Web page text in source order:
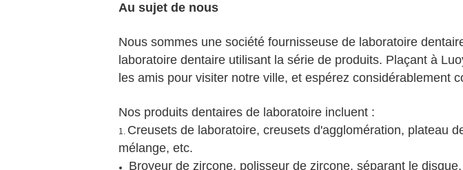
Au sujet de nous
Nous sommes une société fournisseuse de laboratoire
laboratoire dentaire utilisant la série de produits. Plaçant à
les amis pour visiter notre ville, et espérez considérablement
Nos produits dentaires de laboratoire incluent :
1. Creusets de laboratoire, creusets d'agglomération, plateau
mélange, etc.
Broyeur de zircone, polisseur de zircone, séparant le